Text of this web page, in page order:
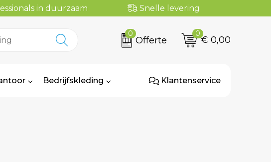
in duurzaam Snelle levering
0
Offerte
0
€ 0,00
Bedrijfskleding Klantenservice